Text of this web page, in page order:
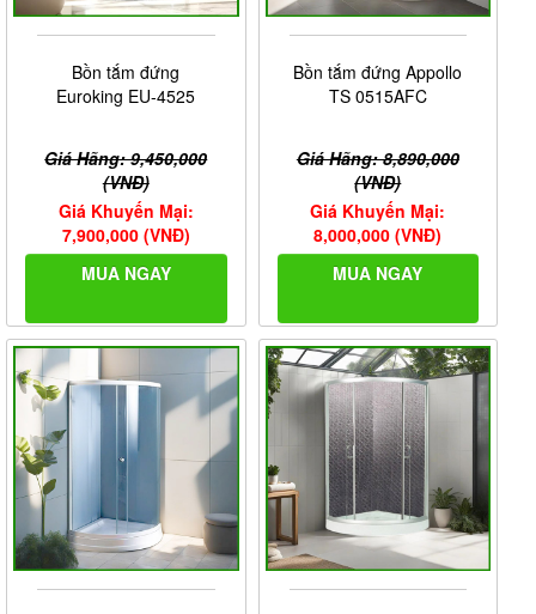
Bồn tắm đứng
Euroking EU-4525
Giá Hãng: 9,450,000
(VNĐ)
Giá Khuyến Mại:
7,900,000 (VNĐ)
MUA NGAY
Bồn tắm đứng Appollo
TS 0515AFC
Giá Hãng: 8,890,000
(VNĐ)
Giá Khuyến Mại:
8,000,000 (VNĐ)
MUA NGAY